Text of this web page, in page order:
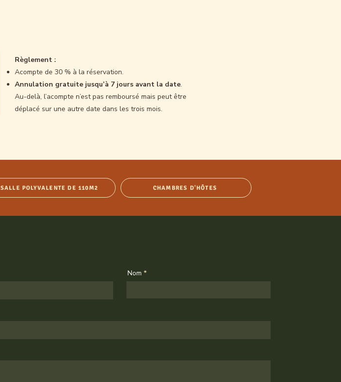
Règlement :
Acompte de 30 % à la réservation.
Annulation gratuite jusqu’à 7 jours avant la date.
Au-delà, l’acompte n’est pas remboursé mais peut être
déplacé sur une autre date dans les trois mois.
SALLE POLYVALENTE DE 110M2 CHAMBRES D'HÔTES
Nom